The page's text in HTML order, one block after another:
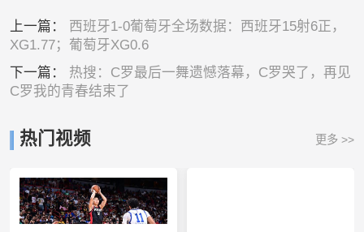
上一篇： 西班牙1-0葡萄牙全场数据：西班牙15射6正，
XG1.77；葡萄牙XG0.6
下一篇： 热搜：C罗最后一舞遗憾落幕，C罗哭了，再见
C罗我的青春结束了
热门视频 更多 >>